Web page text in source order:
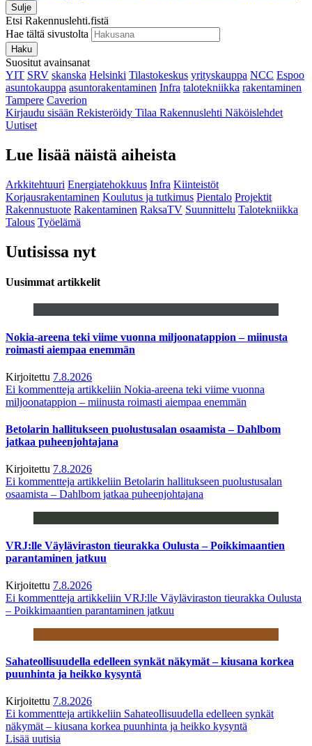
Sulje
Etsi Rakennuslehti.fistä
Hae tältä sivustolta
Haku
Suositut avainsanat
YIT SRV skanska Helsinki Tilastokeskus yrityskauppa NCC Espoo
asuntokauppa asuntorakentaminen Infra talotekniikka rakentaminen
Tampere Caverion
Kirjaudu sisään Rekisteröidy Tilaa Rakennuslehti Näköislehdet
Uutiset
Lue lisää näistä aiheista
Arkkitehtuuri Energiatehokkuus Infra Kiinteistöt
Korjausrakentaminen Koulutus ja tutkimus Pientalo Projektit
Rakennustuote Rakentaminen RaksaTV Suunnittelu Talotekniikka
Talous Työelämä
Uutisissa nyt
Uusimmat artikkelit
Nokia-areena teki viime vuonna miljoonatappion – miinusta
roimasti aiempaa enemmän
Kirjoitettu 7.8.2026
Ei kommentteja artikkeliin Nokia-areena teki viime vuonna
miljoonatappion – miinusta roimasti aiempaa enemmän
Betolarin hallitukseen puolustusalan osaamista – Dahlbom
jatkaa puheenjohtajana
Kirjoitettu 7.8.2026
Ei kommentteja artikkeliin Betolarin hallitukseen puolustusalan
osaamista – Dahlbom jatkaa puheenjohtajana
VRJ:lle Väyläviraston tieurakka Oulusta – Poikkimaantien
parantaminen jatkuu
Kirjoitettu 7.8.2026
Ei kommentteja artikkeliin VRJ:lle Väyläviraston tieurakka Oulusta
– Poikkimaantien parantaminen jatkuu
Sahateollisuudella edelleen synkät näkymät – kiusana korkea
puunhinta ja heikko kysyntä
Kirjoitettu 7.8.2026
Ei kommentteja artikkeliin Sahateollisuudella edelleen synkät
näkymät – kiusana korkea puunhinta ja heikko kysyntä
Lisää uutisia